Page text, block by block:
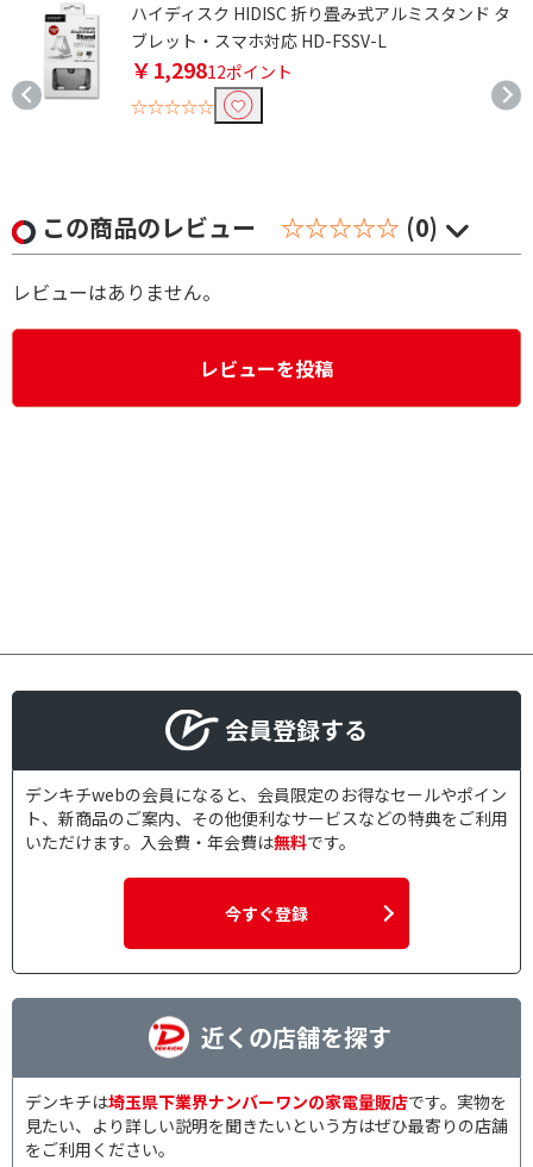
ハイディスク HIDISC 折り畳み式アルミスタンド タ
ブレット・スマホ対応 HD-FSSV-L
￥1,29812ポイント
☆☆☆☆☆
この商品のレビュー ☆☆☆☆☆ (0)
レビューはありません。
レビューを投稿
会員登録する
デンキチwebの会員になると、会員限定のお得なセールやポイン
ト、新商品のご案内、その他便利なサービスなどの特典をご利用
いただけます。入会費・年会費は無料です。
今すぐ登録
近くの店舗を探す
デンキチは埼玉県下業界ナンバーワンの家電量販店です。実物を
見たい、より詳しい説明を聞きたいという方はぜひ最寄りの店舗
をご利用ください。